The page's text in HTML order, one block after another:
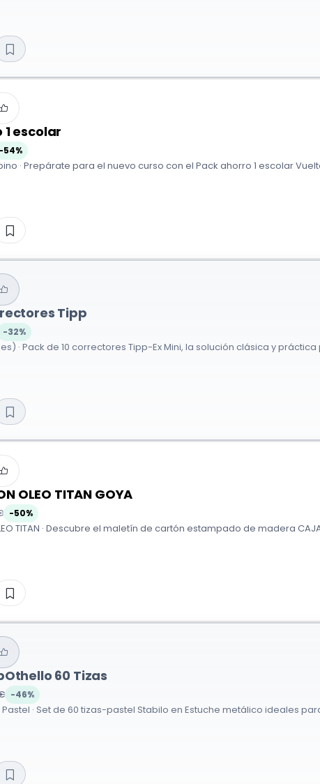
escolar
-54%
· Prepárate para el nuevo curso con el Pack ahorro 1 escolar
Tipp
-32%
· Pack de 10 correctores Tipp-Ex Mini, la solución clásica y
OLEO TITAN GOYA
-50%
TITAN · Descubre el maletín de cartón estampado de madera CAJA
60 Tizas
-46%
· Set de 60 tizas-pastel Stabilo en Estuche metálico ideales